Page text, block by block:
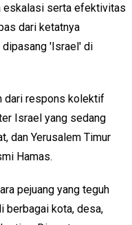
eskalasi serta efektivitas
dari ketatnya
dipasang 'Israel' di
dari respons kolektif
Israel yang sedang
dan Yerusalem Timur
Hamas.
pejuang yang teguh
berbagai kota, desa,